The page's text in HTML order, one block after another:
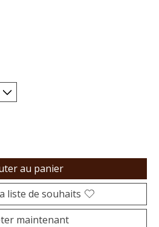
au panier
liste de souhaits
maintenant